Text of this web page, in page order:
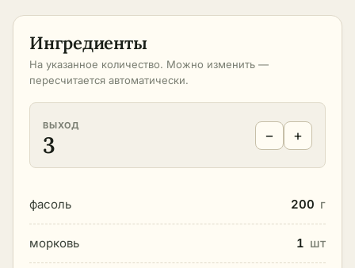
Ингредиенты
На указанное количество. Можно изменить —
пересчитается автоматически.
ВЫХОД
3 − +
фасоль 200 г
морковь 1 шт